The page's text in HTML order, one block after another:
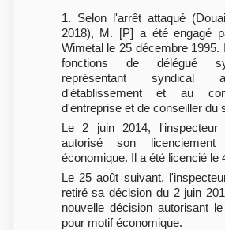
1. Selon l'arrêt attaqué
2018), M. [P] a été engagé
Wimetal le 25 décembre 1995.
fonctions de délégué
représentant syndical
d'établissement et au
d'entreprise et de conseiller du
Le 2 juin 2014,
autorisé son
économique. Il a été licencié le
Le 25 août suivant,
retiré sa décision du 2 juin
nouvelle décision autorisant
pour motif économique.